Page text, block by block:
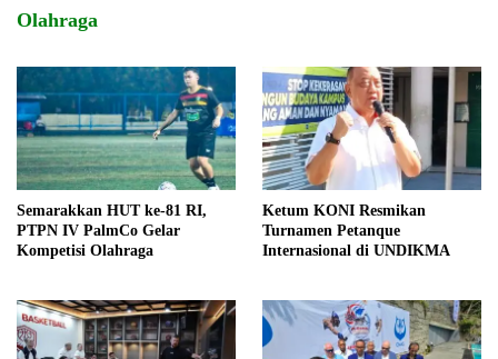
Olahraga
Semarakkan HUT ke-81 RI,
PTPN IV PalmCo Gelar
Kompetisi Olahraga
Ketum KONI Resmikan
Turnamen Petanque
Internasional di UNDIKMA